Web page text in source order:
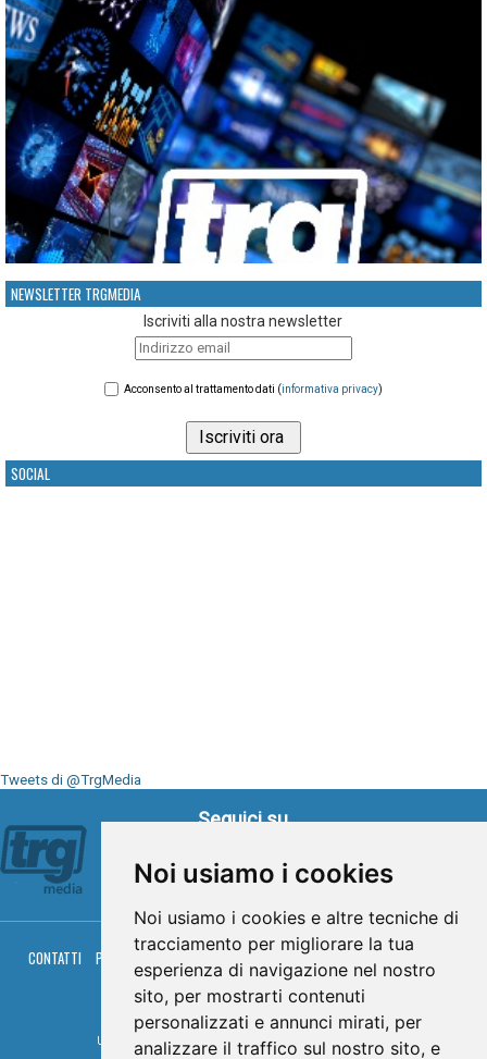
Noi usiamo i cookies
Noi usiamo i cookies e altre tecniche di
tracciamento per migliorare la tua
esperienza di navigazione nel nostro
sito, per mostrarti contenuti
personalizzati e annunci mirati, per
analizzare il traffico sul nostro sito, e
NEWSLETTER TRGMEDIA
Iscriviti alla nostra newsletter
Acconsento al trattamento dati (informativa privacy)
SOCIAL
Tweets di @TrgMedia
Seguici su
CONTATTI PRIVACY COOKIES PALINSESTO DIRETTA TV
DIRETTA RADIO
RGM HITRADIO
© TRG Media 2005-2026
Umbria Televisioni s.r.l. - P.I.00496230541 - www.trgmedia.it - Powered by